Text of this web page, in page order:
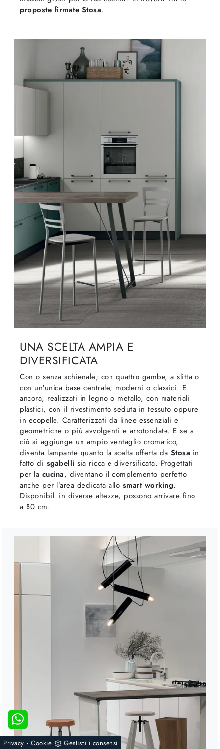
proposte firmate Stosa.
UNA SCELTA AMPIA E
DIVERSIFICATA
Con o senza schienale; con quattro gambe, a slitta o
con un’unica base centrale; moderni o classici. E
ancora, realizzati in legno o metallo, con materiali
plastici, con il rivestimento seduta in tessuto oppure
in ecopelle. Caratterizzati da linee essenziali e
geometriche o più avvolgenti e arrotondate. E se a
ciò si aggiunge un ampio ventaglio cromatico,
diventa lampante quanto la scelta offerta da Stosa in
fatto di sgabelli sia ricca e diversificata. Progettati
per la cucina, diventano il complemento perfetto
anche per l’area dedicata allo smart working.
Disponibili in diverse altezze, possono arrivare fino
a 80 cm.
Privacy - Cookie Gestisci i consensi